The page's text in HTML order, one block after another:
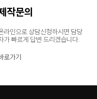
작문의
라인으로 상담신청하시면 담당
가 빠르게 답변 드리겠습니다.
로가기